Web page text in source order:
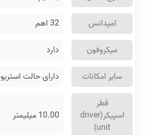
امپدانس
32 اهم
میکروفون
دارد
سایر امکانات
دارای حالت استریو
قطر
اسپیکر(driver
unit)
10.00 میلیمتر